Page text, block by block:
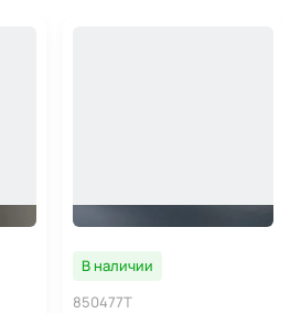
В наличии
850477T